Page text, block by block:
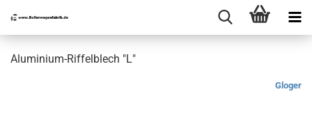
Aluminium-Riffelblech "L"
Gloger